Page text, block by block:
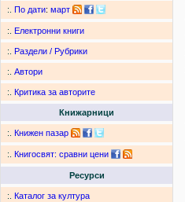
:. По дати: март
:. Електронни книги
:. Раздели / Рубрики
:. Автори
:. Критика за авторите
Книжарници
:. Книжен пазар
:. Книгосвят: сравни цени
Ресурси
:. Каталог за култура